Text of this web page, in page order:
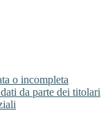
o incompleta
da parte dei titolari